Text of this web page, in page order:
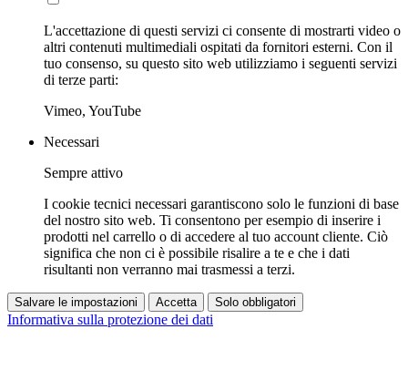
L'accettazione di questi servizi ci consente di mostrarti video o
altri contenuti multimediali ospitati da fornitori esterni. Con il
tuo consenso, su questo sito web utilizziamo i seguenti servizi
di terze parti:
Vimeo, YouTube
Necessari
Sempre attivo
I cookie tecnici necessari garantiscono solo le funzioni di base
del nostro sito web. Ti consentono per esempio di inserire i
prodotti nel carrello o di accedere al tuo account cliente. Ciò
significa che non ci è possibile risalire a te e che i dati
risultanti non verranno mai trasmessi a terzi.
Salvare le impostazioni Accetta Solo obbligatori
Informativa sulla protezione dei dati